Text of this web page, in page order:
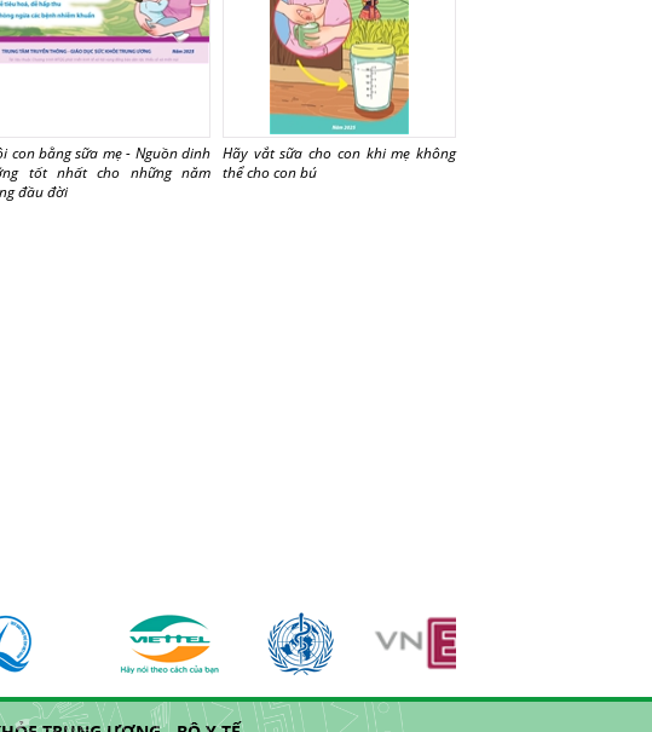
con bằng sữa mẹ - Nguồn dinh
tốt nhất cho những năm
đầu đời
Hãy vắt sữa cho con khi mẹ không
thể cho con bú